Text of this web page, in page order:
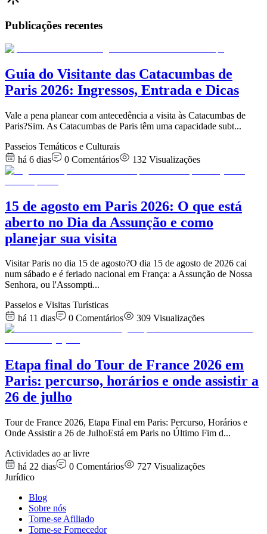
Publicações recentes
Guia do Visitante das Catacumbas de
Paris 2026: Ingressos, Entrada e Dicas
Vale a pena planear com antecedência a visita às Catacumbas de
Paris?Sim. As Catacumbas de Paris têm uma capacidade subt...
Passeios Temáticos e Culturais
há 6 dias
0 Comentários 132 Visualizações
15 de agosto em Paris 2026: O que está
aberto no Dia da Assunção e como
planejar sua visita
Visitar Paris no dia 15 de agosto?O dia 15 de agosto de 2026 cai
num sábado e é feriado nacional em França: a Assunção de Nossa
Senhora, ou l'Assompti...
Passeios e Visitas Turísticas
há 11 dias
0 Comentários 309 Visualizações
Etapa final do Tour de France 2026 em
Paris: percurso, horários e onde assistir a
26 de julho
Tour de France 2026, Etapa Final em Paris: Percurso, Horários e
Onde Assistir a 26 de JulhoEstá em Paris no Último Fim d...
Actividades ao ar livre
há 22 dias
0 Comentários 727 Visualizações
Jurídico
Blog
Sobre nós
Torne-se Afiliado
Torne-se Fornecedor